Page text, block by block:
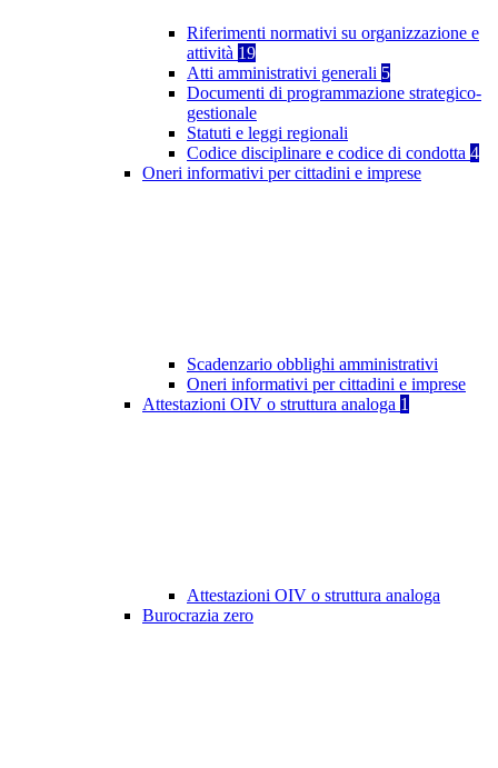
Riferimenti normativi su organizzazione e
attività 19
Atti amministrativi generali 5
Documenti di programmazione strategico-
gestionale
Statuti e leggi regionali
Codice disciplinare e codice di condotta 4
Oneri informativi per cittadini e imprese
Scadenzario obblighi amministrativi
Oneri informativi per cittadini e imprese
Attestazioni OIV o struttura analoga 1
Attestazioni OIV o struttura analoga
Burocrazia zero